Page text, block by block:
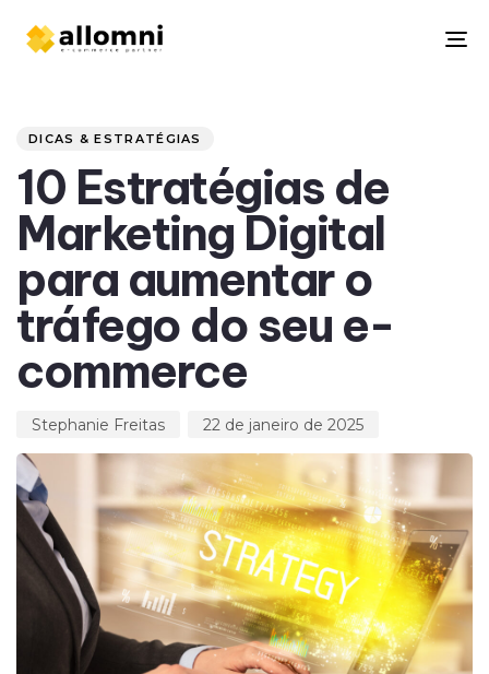
DICAS & ESTRATÉGIAS
10 Estratégias de
Marketing Digital
para aumentar o
tráfego do seu e-
commerce
Stephanie Freitas 22 de janeiro de 2025